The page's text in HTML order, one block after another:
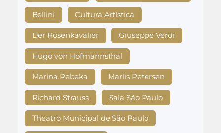
Bellini Cultura Artística
Der Rosenkavalier Giuseppe Verdi
Hugo von Hofmannsthal
Marina Rebeka Marlis Petersen
Richard Strauss Sala São Paulo
Theatro Municipal de São Paulo